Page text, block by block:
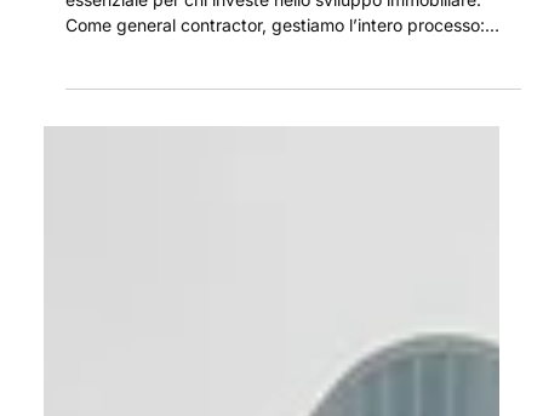
Quali sono le fasi della costruzione di
un edificio? Guida completa alla
progettazione immobiliare